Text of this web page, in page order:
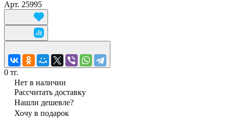
Арт. 25995
0 тг.
Нет в наличии
Рассчитать доставку
Нашли дешевле?
Хочу в подарок